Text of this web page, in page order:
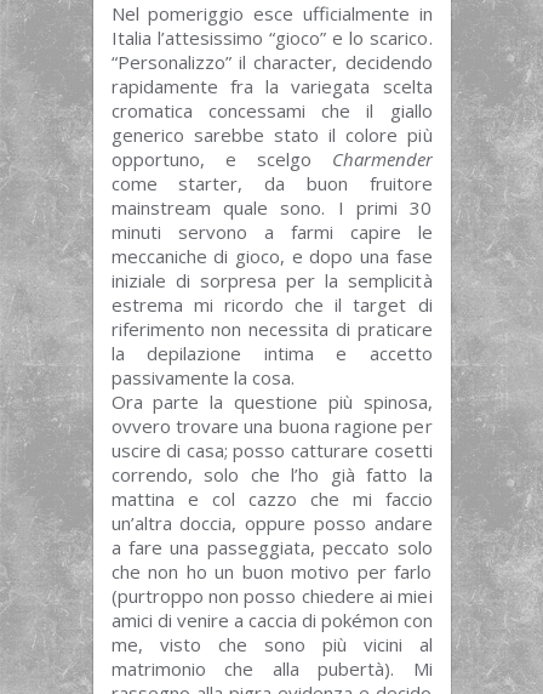
Nel pomeriggio esce ufficialmente in
Italia l’attesissimo “gioco” e lo scarico.
“Personalizzo” il character, decidendo
rapidamente fra la variegata scelta
cromatica concessami che il giallo
generico sarebbe stato il colore più
opportuno, e scelgo Charmender
come starter, da buon fruitore
mainstream quale sono. I primi 30
minuti servono a farmi capire le
meccaniche di gioco, e dopo una fase
iniziale di sorpresa per la semplicità
estrema mi ricordo che il target di
riferimento non necessita di praticare
la depilazione intima e accetto
passivamente la cosa.
Ora parte la questione più spinosa,
ovvero trovare una buona ragione per
uscire di casa; posso catturare cosetti
correndo, solo che l’ho già fatto la
mattina e col cazzo che mi faccio
un’altra doccia, oppure posso andare
a fare una passeggiata, peccato solo
che non ho un buon motivo per farlo
(purtroppo non posso chiedere ai miei
amici di venire a caccia di pokémon con
me, visto che sono più vicini al
matrimonio che alla pubertà). Mi